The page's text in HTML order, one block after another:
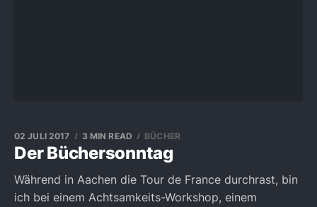
Der Büchersonntag
02 JULI 2017 3 MIN READ BÜCHER
Während in Aachen die Tour de France durchrast, bin
ich bei einem Achtsamkeits-Workshop, einem